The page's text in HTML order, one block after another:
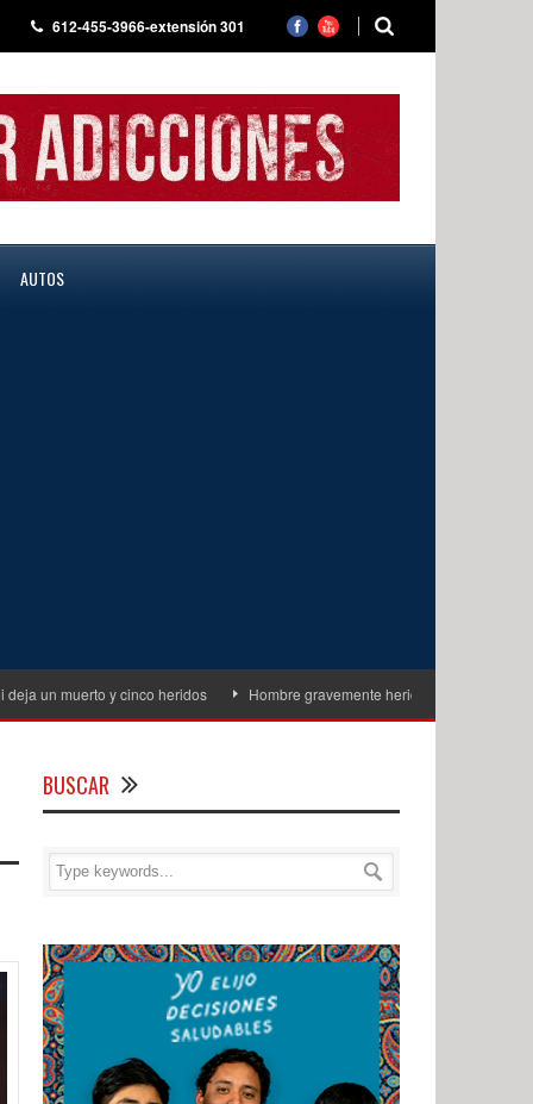
612-455-3966-extensión 301
AUTOS
muerto y cinco heridos Hombre gravemente herido tras ataque armado en
BUSCAR